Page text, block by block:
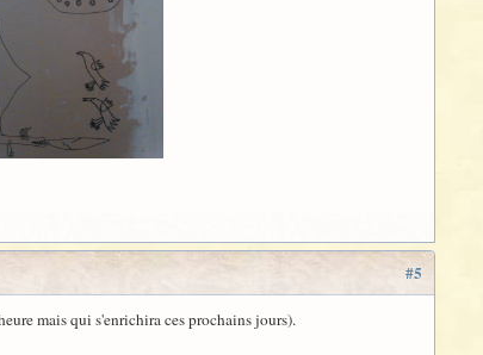
#5
mais qui s'enrichira ces prochains jours).